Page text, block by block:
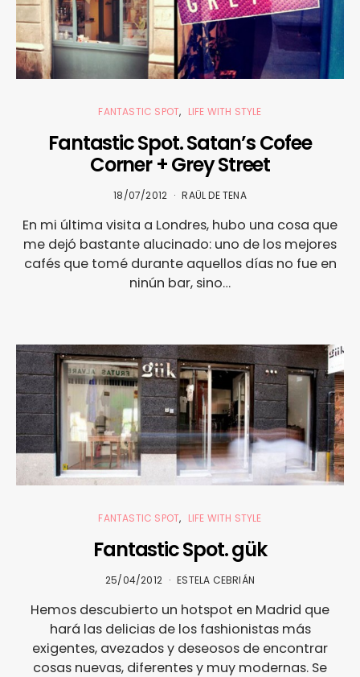
FANTASTIC SPOT LIFE WITH STYLE
Fantastic Spot. Satan’s Cofee
Corner + Grey Street
18/07/2012 RAÜL DE TENA
En mi última visita a Londres, hubo una cosa que
me dejó bastante alucinado: uno de los mejores
cafés que tomé durante aquellos días no fue en
ninún bar, sino…
FANTASTIC SPOT LIFE WITH STYLE
Fantastic Spot. gük
25/04/2012 ESTELA CEBRIÁN
Hemos descubierto un hotspot en Madrid que
hará las delicias de los fashionistas más
exigentes, avezados y deseosos de encontrar
cosas nuevas, diferentes y muy modernas. Se